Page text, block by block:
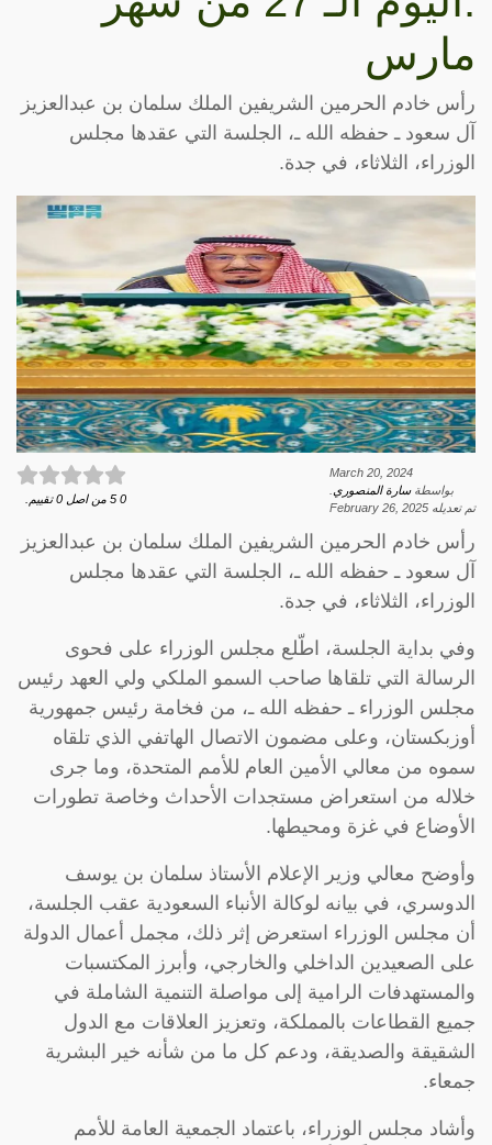
مارس
رأس خادم الحرمين الشريفين الملك سلمان بن عبدالعزيز
آل سعود ـ حفظه الله ـ، الجلسة التي عقدها مجلس
الوزراء، الثلاثاء، في جدة.
March 20, 2024
بواسطةسارة المنصوري
تم تعديله February 26, 2025
0
5 من اصل 0 تقييم.
رأس خادم الحرمين الشريفين الملك سلمان بن عبدالعزيز
آل سعود ـ حفظه الله ـ، الجلسة التي عقدها مجلس
الوزراء، الثلاثاء، في جدة.
وفي بداية الجلسة، اطّلع مجلس الوزراء على فحوى
الرسالة التي تلقاها صاحب السمو الملكي ولي العهد رئيس
مجلس الوزراء ـ حفظه الله ـ، من فخامة رئيس جمهورية
أوزبكستان، وعلى مضمون الاتصال الهاتفي الذي تلقاه
سموه من معالي الأمين العام للأمم المتحدة، وما جرى
خلاله من استعراض مستجدات الأحداث وخاصة تطورات
الأوضاع في غزة ومحيطها.
وأوضح معالي وزير الإعلام الأستاذ سلمان بن يوسف
الدوسري، في بيانه لوكالة الأنباء السعودية عقب الجلسة،
أن مجلس الوزراء استعرض إثر ذلك، مجمل أعمال الدولة
على الصعيدين الداخلي والخارجي، وأبرز المكتسبات
والمستهدفات الرامية إلى مواصلة التنمية الشاملة في
جميع القطاعات بالمملكة، وتعزيز العلاقات مع الدول
الشقيقة والصديقة، ودعم كل ما من شأنه خير البشرية
جمعاء.
وأشاد مجلس الوزراء، باعتماد الجمعية العامة للأمم